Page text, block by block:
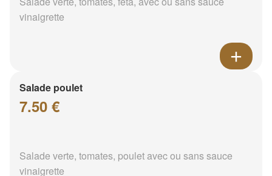
vinaigrette
Salade poulet
7.50 €
Salade verte, tomates, poulet avec ou sans sauce
vinaigrette